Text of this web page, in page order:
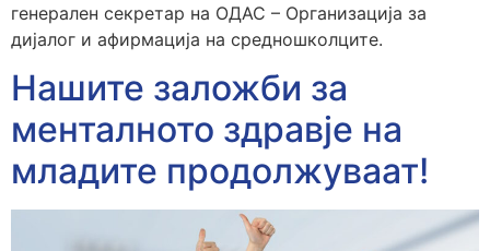
генерален секретар на ОДАС – Организација за
дијалог и афирмација на средношколците.
Нашите заложби за
менталното здравје на
младите продолжуваат!